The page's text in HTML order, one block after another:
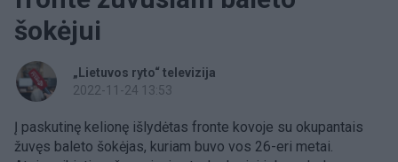
šokėjui
„Lietuvos ryto“ televizija
2022-11-24 13:53
Į paskutinę kelionę išlydėtas fronte kovoje su okupantais
žuvęs baleto šokėjas, kuriam buvo vos 26-eri metai.